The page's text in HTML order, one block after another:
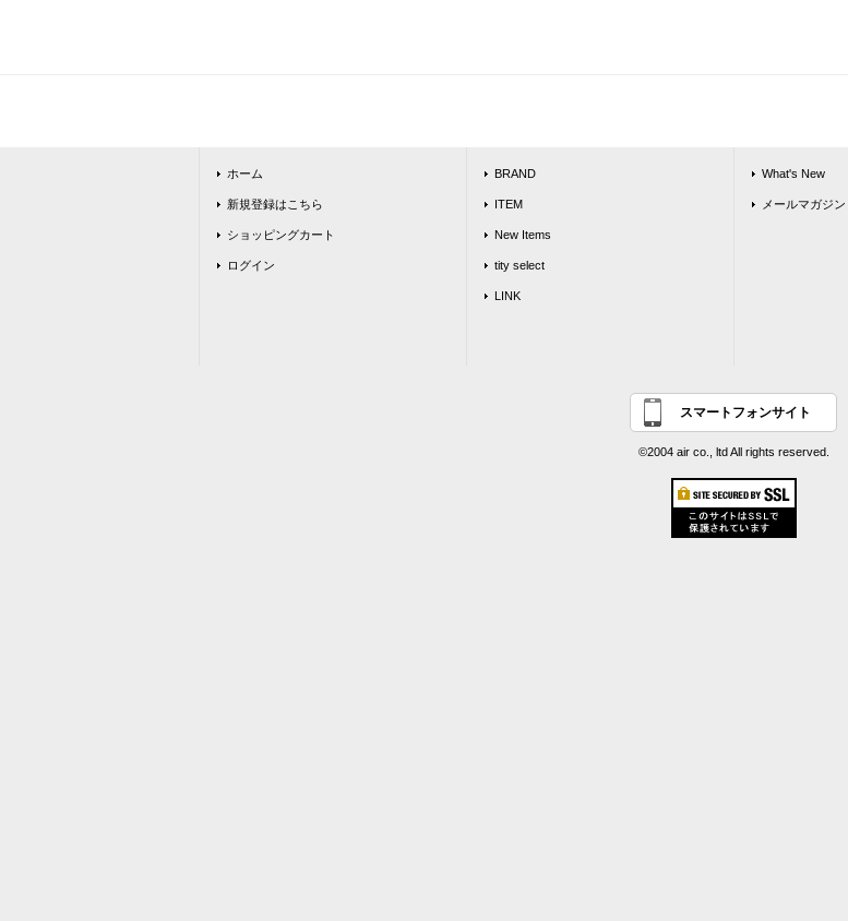
ホーム
新規登録はこちら
ショッピングカート
ログイン
BRAND
ITEM
New Items
tity select
LINK
What's New
メールマガジン
スマートフォンサイト
©2004 air co., ltd All rights reserved.